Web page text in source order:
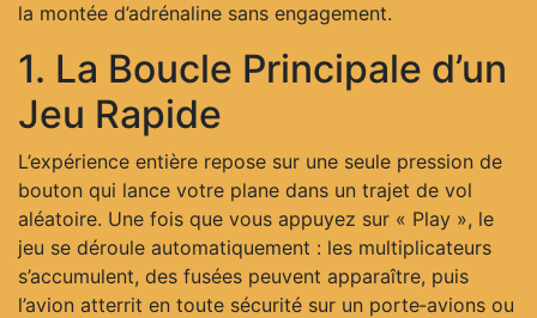
la montée d’adrénaline sans engagement.
1. La Boucle Principale d’un
Jeu Rapide
L’expérience entière repose sur une seule pression de
bouton qui lance votre plane dans un trajet de vol
aléatoire. Une fois que vous appuyez sur « Play », le
jeu se déroule automatiquement : les multiplicateurs
s’accumulent, des fusées peuvent apparaître, puis
l’avion atterrit en toute sécurité sur un porte‑avions ou